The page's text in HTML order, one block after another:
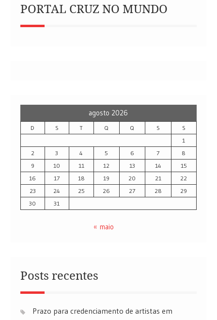
PORTAL CRUZ NO MUNDO
agosto 2026
D S T Q Q S
S
1
2
3 4 5 6 7
8
9
10 11 12 13 14
15
16
17 18 19 20 21
22
23
24 25 26 27 28
29
30
31
« maio
Posts recentes
Prazo para credenciamento de artistas em